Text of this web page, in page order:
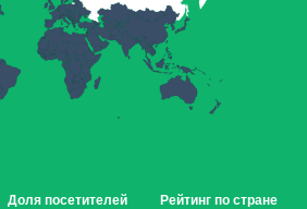
Доля посетителей Рейтинг по стране